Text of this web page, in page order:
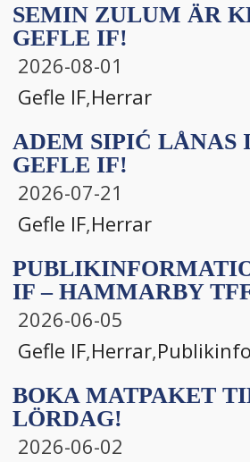
SEMIN ZULUM ÄR
GEFLE IF!
2026-08-01
Gefle IF,Herrar
ADEM SIPIĆ LÅNAS
GEFLE IF!
2026-07-21
Gefle IF,Herrar
IF – HAMMARBY
2026-06-05
Gefle IF,Herrar,
BOKA MATPAKET
LÖRDAG!
2026-06-02